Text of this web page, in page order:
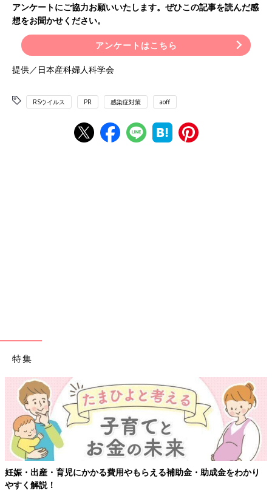
アンケートにご協力お願いいたします。ぜひこの記事を読んだ感
想をお聞かせください。
アンケートはこちら
提供／日本産科婦人科学会
RSウイルス PR 感染症対策 aoff
特集
妊娠・出産・育児にかかる費用やもらえる補助金・助成金をわかり
やすく解説！